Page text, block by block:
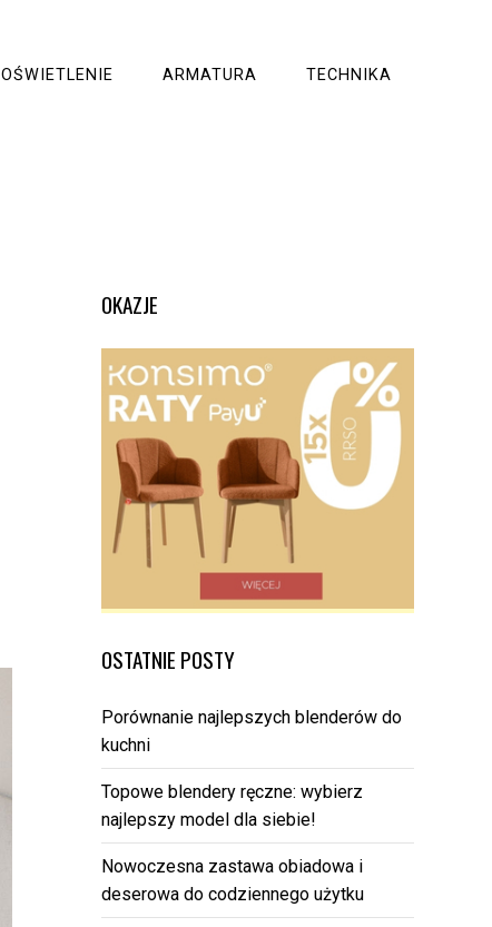
OŚWIETLENIE ARMATURA TECHNIKA
OKAZJE
OSTATNIE POSTY
Porównanie najlepszych blenderów do
kuchni
Topowe blendery ręczne: wybierz
najlepszy model dla siebie!
Nowoczesna zastawa obiadowa i
deserowa do codziennego użytku